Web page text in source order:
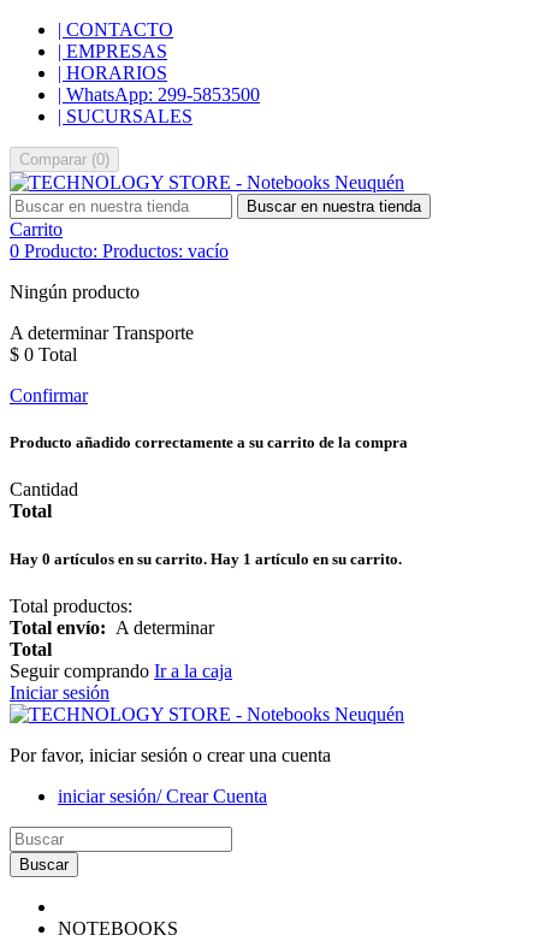
| CONTACTO
| EMPRESAS
| HORARIOS
| WhatsApp: 299-5853500
| SUCURSALES
Comparar (0)
Buscar en nuestra tienda
Carrito
0 Producto: Productos: vacío
Ningún producto
A determinarTransporte
$ 0 Total
Confirmar
Producto añadido correctamente a su carrito de la compra
Cantidad
Total
Hay 0 artículos en su carrito. Hay 1 artículo en su carrito.
Total productos:
Total envío: A determinar
Total
Seguir comprando Ir a la caja
Iniciar sesión
Por favor, iniciar sesión o crear una cuenta
iniciar sesión/ Crear Cuenta
Buscar
NOTEBOOKS